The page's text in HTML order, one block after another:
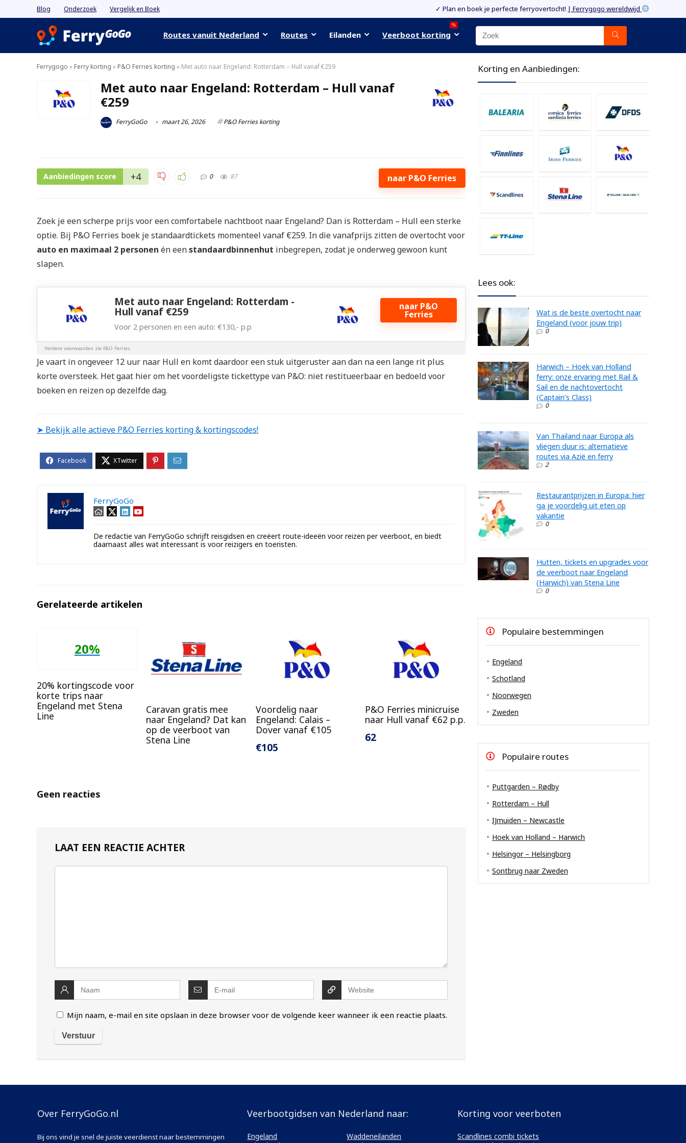
Blog Onderzoek Vergelijk en Boek ✓ Plan en boek je perfecte ferryovertocht! | Ferrygogo wereldwijd
Routes vanuit Nederland Routes Eilanden
%
Veerboot korting
Ferrygogo » Ferry korting » P&O Ferries korting » Met auto naar Engeland: Rotterdam – Hull vanaf €259
Met auto naar Engeland: Rotterdam – Hull vanaf
€259
FerryGoGo maart 26, 2026 P&O Ferries korting
Aanbiedingen score +4 0 87 naar P&O Ferries
Zoek je een scherpe prijs voor een comfortabele nachtboot naar Engeland? Dan is Rotterdam – Hull een sterke
optie. Bij P&O Ferries boek je standaardtickets momenteel vanaf €259. In die vanafprijs zitten de overtocht voor
auto en maximaal 2 personen én eenstandaardbinnenhut inbegrepen, zodat je onderweg gewoon kunt
slapen.
Met auto naar Engeland: Rotterdam -
Hull vanaf €259
Voor 2 personen en een auto: €130,- p.p
naar P&O
Ferries
Verdere voorwaarden zie P&O Ferries
Je vaart in ongeveer 12 uur naar Hull en komt daardoor een stuk uitgeruster aan dan na een lange rit plus
korte oversteek. Het gaat hier om het voordeligste tickettype van P&O: niet restitueerbaar en bedoeld voor
boeken en reizen op dezelfde dag.
➤ Bekijk alle actieve P&O Ferries korting & kortingscodes!
FerryGoGo
De redactie van FerryGoGo schrijft reisgidsen en creëert route-ideeën voor reizen per veerboot, en biedt
daarnaast alles wat interessant is voor reizigers en toeristen.
Gerelateerde artikelen
20%
20% kortingscode voor
korte trips naar
Engeland met Stena
Line
Caravan gratis mee
naar Engeland? Dat kan
op de veerboot van
Stena Line
Voordelig naar
Engeland: Calais –
Dover vanaf €105
€105
P&O Ferries minicruise
naar Hull vanaf €62 p.p.
62
Geen reacties
LAAT EEN REACTIE ACHTER
Mijn naam, e-mail en site opslaan in deze browser voor de volgende keer wanneer ik een reactie plaats.
Korting en Aanbiedingen:
Lees ook:
Wat is de beste overtocht naar
Engeland (voor jouw trip)
0
Harwich – Hoek van Holland
ferry: onze ervaring met Rail &
Sail en de nachtovertocht
(Captain’s Class)
0
Van Thailand naar Europa als
vliegen duur is: alternatieve
routes via Azië en ferry
2
Restaurantprijzen in Europa: hier
ga je voordelig uit eten op
vakantie
0
Hutten, tickets en upgrades voor
de veerboot naar Engeland
(Harwich) van Stena Line
0
Populaire bestemmingen
Engeland
Schotland
Noorwegen
Zweden
Populaire routes
Puttgarden – Rødby
Rotterdam – Hull
IJmuiden – Newcastle
Hoek van Holland – Harwich
Helsingor – Helsingborg
Sontbrug naar Zweden
Over FerryGoGo.nl
Bij ons vind je snel de juiste veerdienst naar bestemmingen
Veerbootgidsen van Nederland naar:
Engeland
Waddeneilanden
Korting voor veerboten
Scandlines combi tickets